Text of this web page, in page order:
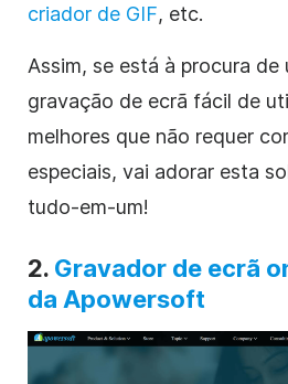
criador de GIF, etc.
Assim, se está à procura
gravação de ecrã fácil de
melhores que não requer
especiais, vai adorar esta
tudo-em-um!
2. Gravador de ecrã
da Apowersoft